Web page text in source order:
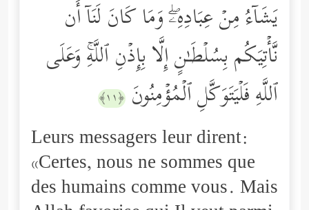
یَشَاۤءُ مِنۡ عِبَادِهِۦۖ وَمَا كَانَ لَنَاۤ أَن
نَّأۡتِیَكُم بِسُلۡطَـٰنٍ إِلَّا بِإِذۡنِ ٱللَّهِۚ وَعَلَى
ٱللَّهِ فَلۡیَتَوَكَّلِ ٱلۡمُؤۡمِنُونَ ﴿١١﴾
Leurs messagers leur dirent:
«Certes, nous ne sommes que
des humains comme vous. Mais